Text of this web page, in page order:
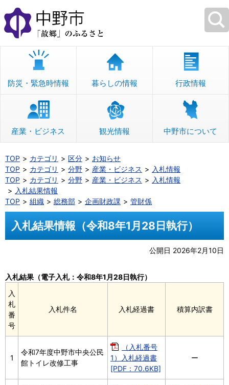
本
文
へ
移
防災・緊急時情報 暮らしの情報 行政情報
産業・ビジネス 観光情報 中野市について
TOP カテゴリ 区分
お知らせ
TOP
カテゴリ 分野 産業・ビジネス
入札情報
TOP
カテゴリ 分野 産業・ビジネス
入札情報
入札結果情報
TOP
組織 総務部 企画財政課 管財係
入札結果情報（令和8年1月28日執行）
公開日 2026年2月10日
入
札
番
号
入札件名 入札経過書 積算内訳書
入札結果（電子入札：令和8年1月28日執行）
1
令和7年度中野市中央公民
館トイレ改修工事
（入札番号
1）入札経過書
[PDF：70.6KB]
ー